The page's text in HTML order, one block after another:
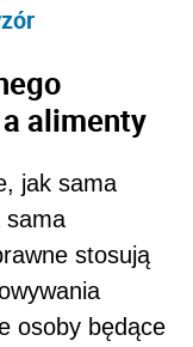
alimenty
jak sama
sama
stosują
osoby będące